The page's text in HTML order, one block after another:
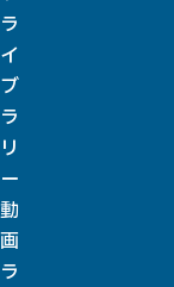
ラ
イ
ブ
ラ
リ
ー
動
画
ラ